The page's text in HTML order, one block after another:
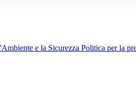
e la Sicurezza Politica per la